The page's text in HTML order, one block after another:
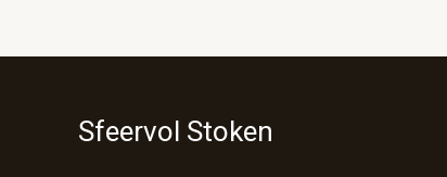
Sfeervol Stoken